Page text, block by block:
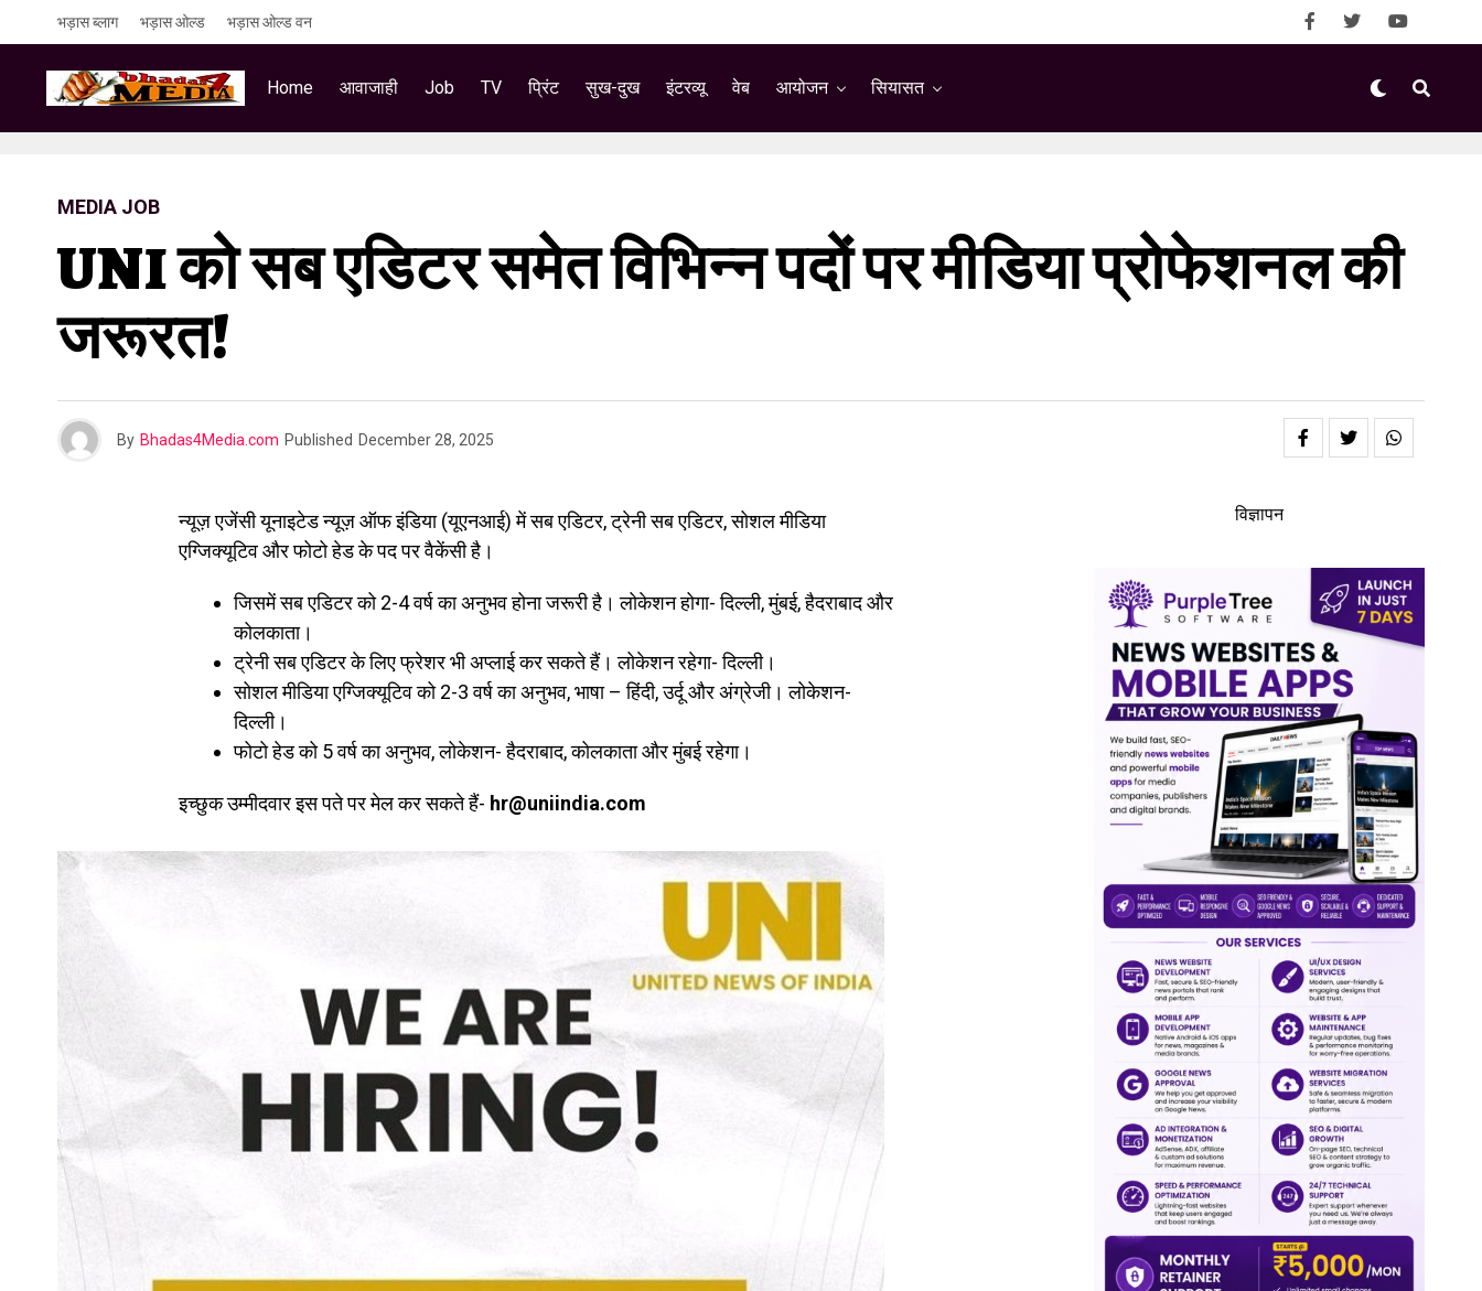
भड़ास ब्लाग भड़ास ओल्ड भड़ास ओल्ड वन
Home आवाजाही Job TV प्रिंट सुख-दुख इंटरव्यू वेब आयोजन सियासत
MEDIA JOB
UNI को सब एडिटर समेत विभिन्न पदों पर मीडिया प्रोफेशनल की
जरूरत!
By Bhadas4Media.com Published December 28, 2025
न्यूज़ एजेंसी यूनाइटेड न्यूज़ ऑफ इंडिया (यूएनआई) में सब एडिटर, ट्रेनी सब एडिटर, सोशल मीडिया
एग्जिक्यूटिव और फोटो हेड के पद पर वैकेंसी है।
जिसमें सब एडिटर को 2-4 वर्ष का अनुभव होना जरूरी है। लोकेशन होगा- दिल्ली, मुंबई, हैदराबाद और
कोलकाता।
ट्रेनी सब एडिटर के लिए फ्रेशर भी अप्लाई कर सकते हैं। लोकेशन रहेगा- दिल्ली।
सोशल मीडिया एग्जिक्यूटिव को 2-3 वर्ष का अनुभव, भाषा – हिंदी, उर्दू और अंग्रेजी। लोकेशन-
दिल्ली।
फोटो हेड को 5 वर्ष का अनुभव, लोकेशन- हैदराबाद, कोलकाता और मुंबई रहेगा।
इच्छुक उम्मीदवार इस पते पर मेल कर सकते हैं- hr@uniindia.com
विज्ञापन